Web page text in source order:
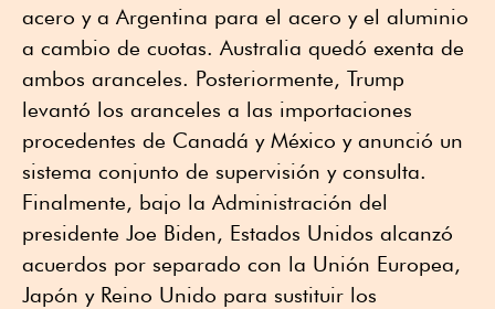
acero y a Argentina para el acero y el aluminio
a cambio de cuotas. Australia quedó exenta de
ambos aranceles. Posteriormente, Trump
levantó los aranceles a las importaciones
procedentes de Canadá y México y anunció un
sistema conjunto de supervisión y consulta.
Finalmente, bajo la Administración del
presidente Joe Biden, Estados Unidos alcanzó
acuerdos por separado con la Unión Europea,
Japón y Reino Unido para sustituir los